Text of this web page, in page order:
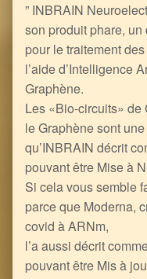
” INBRAIN
son produit phare,
pour le traitement
l’aide d’Intelligence
Graphène.
Les «Bio-circuits»
le Graphène sont
qu’INBRAIN décrit
pouvant être Mise à
Si cela vous semble
parce que Moderna,
covid à ARNm,
l’a aussi décrit
pouvant être Mis à